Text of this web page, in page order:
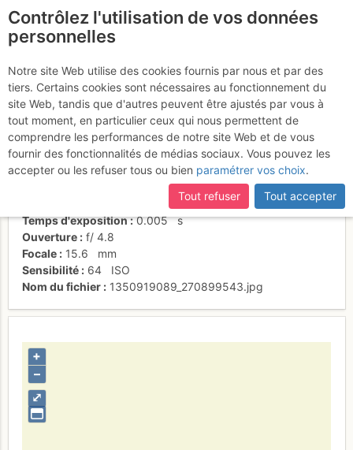
Même pas un regard !
Activités
Date/heure
22 oct. 2012 13:44
Contributeur
le_boulet
individuel (CC by-nc-nd)
OLYMPUS IMAGING CORP. FE115,X715
Temps d'exposition
0.005 s
Ouverture
f/ 4.8
Focale
15.6
mm
Sensibilité
64
ISO
Nom du fichier
1350919089_270899543.jpg
⤢
+
–
Contrôlez l'utilisation de vos données
personnelles
Notre site Web utilise des cookies fournis par nous et par des
tiers. Certains cookies sont nécessaires au fonctionnement du
site Web, tandis que d'autres peuvent être ajustés par vous à
tout moment, en particulier ceux qui nous permettent de
comprendre les performances de notre site Web et de vous
fournir des fonctionnalités de médias sociaux. Vous pouvez les
accepter ou les refuser tous ou bien paramétrer vos choix.
Tout refuser
Tout accepter